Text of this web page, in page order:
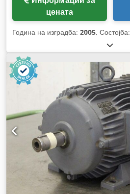
цената
Година на изградба: 2005, Состојба: